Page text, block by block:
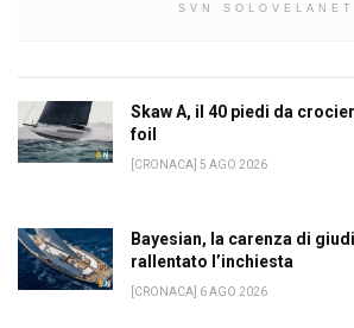
SVN SOLOVELANET
Skaw A, il 40 piedi da
foil
[CRONACA] 5 AGO 2026
Bayesian, la carenza di
rallentato l’inchiesta
[CRONACA] 6 AGO 2026